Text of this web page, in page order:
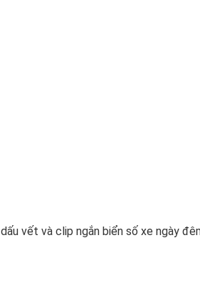
vết và clip ngắn biển số xe ngày